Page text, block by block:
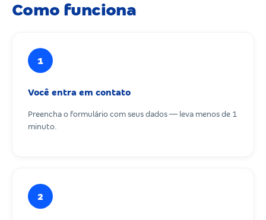
Como funciona
1
Você entra em contato
Preencha o formulário com seus dados — leva menos de 1
minuto.
2